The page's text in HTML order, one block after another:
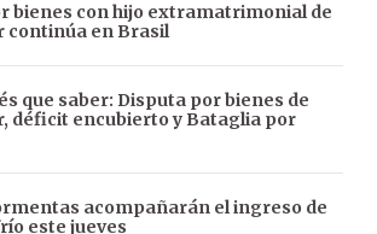
bienes con hijo extramatrimonial de
continúa en Brasil
que saber: Disputa por bienes de
déficit encubierto y Bataglia por
acompañarán el ingreso de
este jueves